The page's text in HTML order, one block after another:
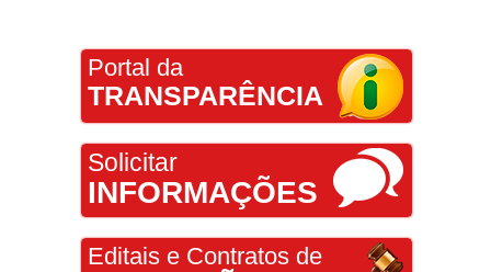
Portal da
TRANSPARÊNCIA
Solicitar
INFORMAÇÕES
Editais e Contratos de